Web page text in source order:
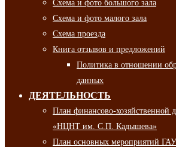
Схема и фото большого зала
Схема и фото малого зала
Схема проезда
Книга отзывов и предложений
Политика в отношении
данных
ДЕЯТЕЛЬНОСТЬ
План финансово-хозяйственной
«НЦНТ им. С.П. Кадышева»
План основных мероприятий